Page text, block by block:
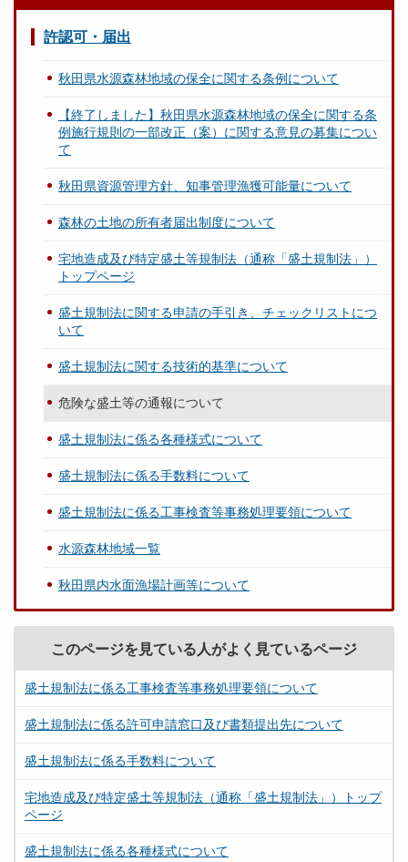
許認可・届出
秋田県水源森林地域の保全に関する条例について
【終了しました】秋田県水源森林地域の保全に関する条
例施行規則の一部改正（案）に関する意見の募集につい
て
秋田県資源管理方針、知事管理漁獲可能量について
森林の土地の所有者届出制度について
宅地造成及び特定盛土等規制法（通称「盛土規制法」）
トップページ
盛土規制法に関する申請の手引き、チェックリストにつ
いて
盛土規制法に関する技術的基準について
危険な盛土等の通報について
盛土規制法に係る各種様式について
盛土規制法に係る手数料について
盛土規制法に係る工事検査等事務処理要領について
水源森林地域一覧
秋田県内水面漁場計画等について
このページを見ている人がよく見ているページ
盛土規制法に係る工事検査等事務処理要領について
盛土規制法に係る許可申請窓口及び書類提出先について
盛土規制法に係る手数料について
宅地造成及び特定盛土等規制法（通称「盛土規制法」）トップ
ページ
盛土規制法に係る各種様式について